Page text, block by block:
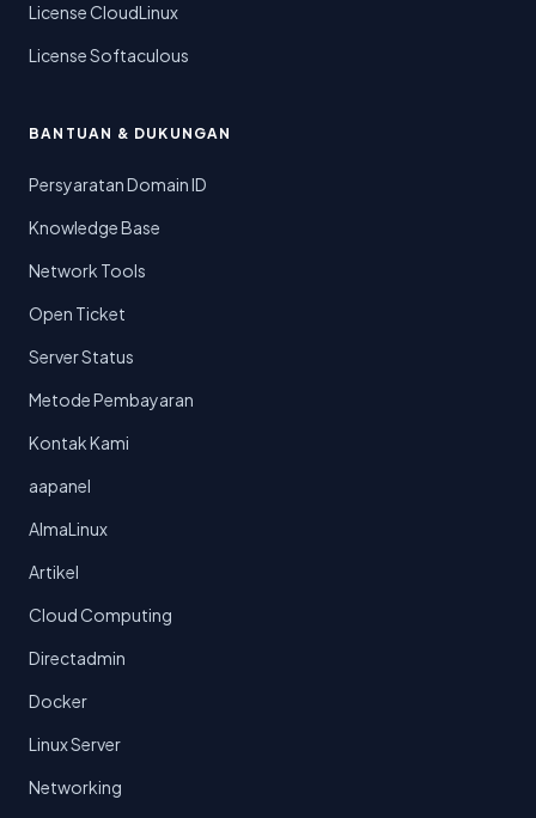
License CloudLinux
License Softaculous
BANTUAN & DUKUNGAN
Persyaratan Domain ID
Knowledge Base
Network Tools
Open Ticket
Server Status
Metode Pembayaran
Kontak Kami
aapanel
AlmaLinux
Artikel
Cloud Computing
Directadmin
Docker
Linux Server
Networking